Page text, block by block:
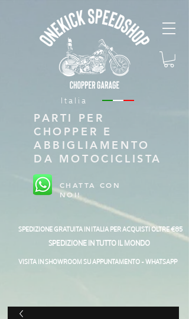
Italia
PARTI PER
CHOPPER E
ABBIGLIAMENTO
DA MOTOCICLISTA
CHATTA CON
NOI!
SPEDIZIONE GRATUITA IN ITALIA PER ACQUISTI OLTRE €85
SPEDIZIONE IN TUTTO IL MONDO
VISITA IN SHOWROOM SU APPUNTAMENTO - WHATSAPP